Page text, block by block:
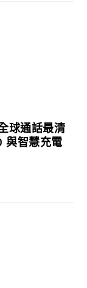
球通話最清
與智慧充電